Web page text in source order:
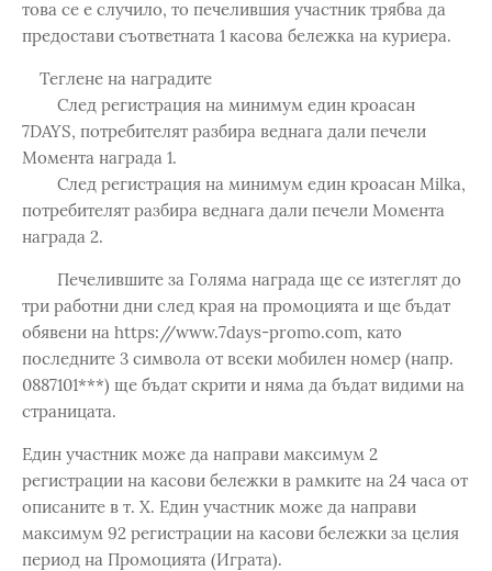
това се е случило, то печелившия участник трябва да
предостави съответната 1 касова бележка на куриера.
Теглене на наградите
След регистрация на минимум един кроасан
7DAYS, потребителят разбира веднага дали печели
Момента награда 1.
След регистрация на минимум един кроасан Milka,
потребителят разбира веднага дали печели Момента
награда 2.
Печелившите за Голяма награда ще се изтеглят до
три работни дни след края на промоцията и ще бъдат
обявени на https://www.7days-promo.com, като
последните 3 символа от всеки мобилен номер (напр.
0887101***) ще бъдат скрити и няма да бъдат видими на
страницата.
Един участник може да направи максимум 2
регистрации на касови бележки в рамките на 24 часа от
описаните в т. X. Един участник може да направи
максимум 92 регистрации на касови бележки за целия
период на Промоцията (Играта).